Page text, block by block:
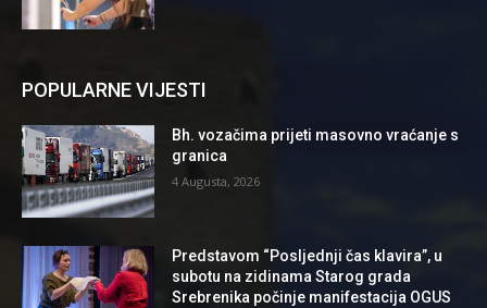
POPULARNE VIJESTI
Bh. vozačima prijeti masovno vraćanje s
granica
4 Augusta, 2026
Predstavom “Posljednji čas klavira”, u
subotu na zidinama Starog grada
Srebrenika počinje manifestacija OGUS